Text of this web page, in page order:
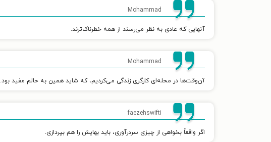
Mohammad
آنهایی که عادی به نظر می‌رسند از همه خطرناک‌ترند.
Mohammad
آن‌وقت‌ها در محله‌ای کارگری زندگی می‌کردیم، که شاید همین به حالم مفید بود.
faezehswifti
اگر واقعاً بخواهی از چیزی سردرآوری، باید بهایش را هم بپردازی.